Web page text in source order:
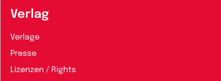
Verlag
Verlage
Presse
Lizenzen / Rights